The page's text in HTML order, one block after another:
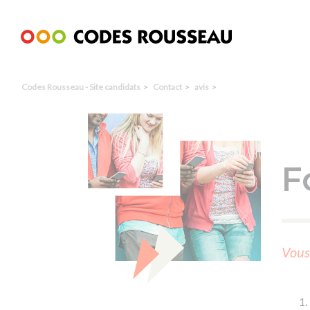
Codes Rousseau - Site candidats Contact avis